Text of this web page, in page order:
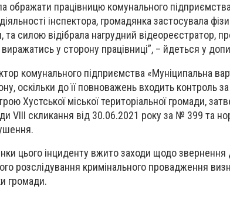
ображати працівницю комунального
інспектора, громадянка застосувала
силою відібрала нагрудний відеореєстратор,
у сторону працівниці”, – йдеться у
комунального підприємства «Муніципальна
оскільки до її повноважень входить контроль
Хустської міської територіальної громади,
VIII скликання від 30.06.2021 року за № 399 та
цього інциденту вжито заходи щодо
розслідування кримінального провадження
громади.